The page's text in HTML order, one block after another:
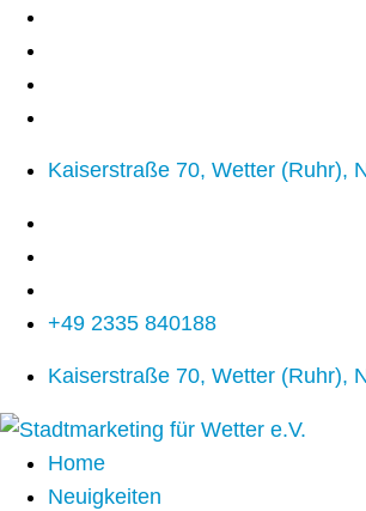
Kaiserstraße 70, Wetter (Ruhr),
+49 2335 840188
Kaiserstraße 70, Wetter (Ruhr),
Home
Neuigkeiten